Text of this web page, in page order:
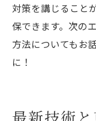
対策を講じること
保できます。次の
方法についてもお
に！